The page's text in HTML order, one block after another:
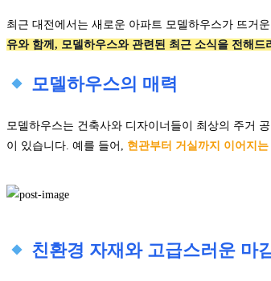
최근 대전에서는 새로운 아파트 모델하우스가 뜨거
유와 함께, 모델하우스와 관련된 최근 소식을 전해드
모델하우스의 매력
모델하우스는 건축사와 디자이너들이 최상의 주거
이 있습니다. 예를 들어, 현관부터 거실까지 이어지
친환경 자재와 고급스러운 마